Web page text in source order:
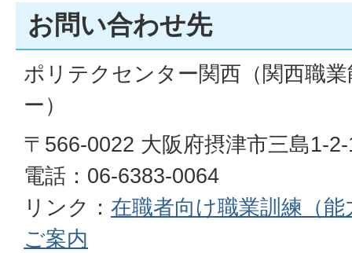
お問い合わせ先
ポリテクセンター関西（関西職
ー）
〒566-0022 大阪府摂津市三島1-
電話：06-6383-0064
リンク： 在職者向け職業訓練（
ご案内